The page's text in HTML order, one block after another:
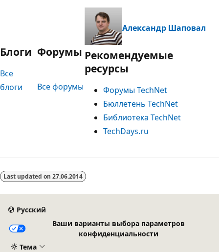
Блоги
Все
блоги
Форумы
Все форумы
Александр Шаповал
Рекомендуемые
ресурсы
Форумы TechNet
Бюллетень TechNet
Библиотека TechNet
TechDays.ru
выключен
Last updated on 27.06.2014
Русский
Ваши варианты выбора параметров
конфиденциальности
Тема